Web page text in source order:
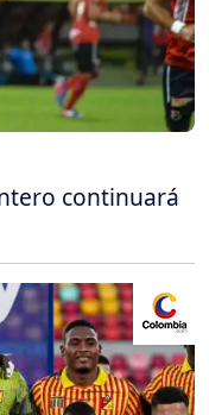
continuará